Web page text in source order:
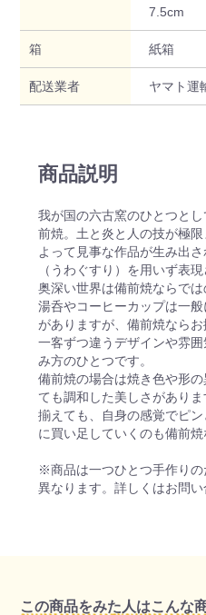
7.5cm
箱 紙箱
配送業者 ヤマト運
商品説明
我が国の六古窯のひとつと
前焼。土と炎と人の技が極
よって見事な作品が生み出
（うわぐすり）を用いず表
奥深い世界は備前焼ならでは
湯呑やコーヒーカップは一
がありますが、備前焼ならお
一客ずつ違うデザインや雰
み方のひとつです。
備前焼の場合は焼き色や形
ても調和した美しさがありま
揃えても、自身の感覚でピ
に買い足していくのも備前焼
※商品は一つひとつ手作りの
異なります。詳しくはお問い
この商品をみた人はこんな